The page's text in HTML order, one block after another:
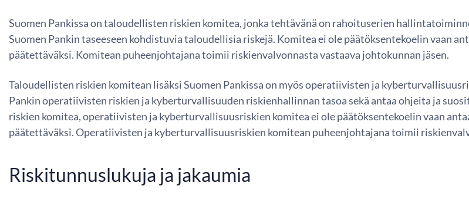
Suomen Pankissa on taloudellisten riskien komitea, jonka tehtävänä on rahoituserien
Suomen Pankin taseeseen kohdistuvia taloudellisia riskejä. Komitea ei ole päätöksentekoelin vaan
päätettäväksi. Komitean puheenjohtajana toimii riskienvalvonnasta vastaava johtokunnan jäsen.
Taloudellisten riskien komitean lisäksi Suomen Pankissa on myös operatiivisten ja
Pankin operatiivisten riskien ja kyberturvallisuuden riskienhallinnan tasoa sekä antaa ohjeita ja
riskien komitea, operatiivisten ja kyberturvallisuusriskien komitea ei ole päätöksentekoelin vaan
päätettäväksi. Operatiivisten ja kyberturvallisuusriskien komitean puheenjohtajana toimii
Riskitunnuslukuja ja jakaumia